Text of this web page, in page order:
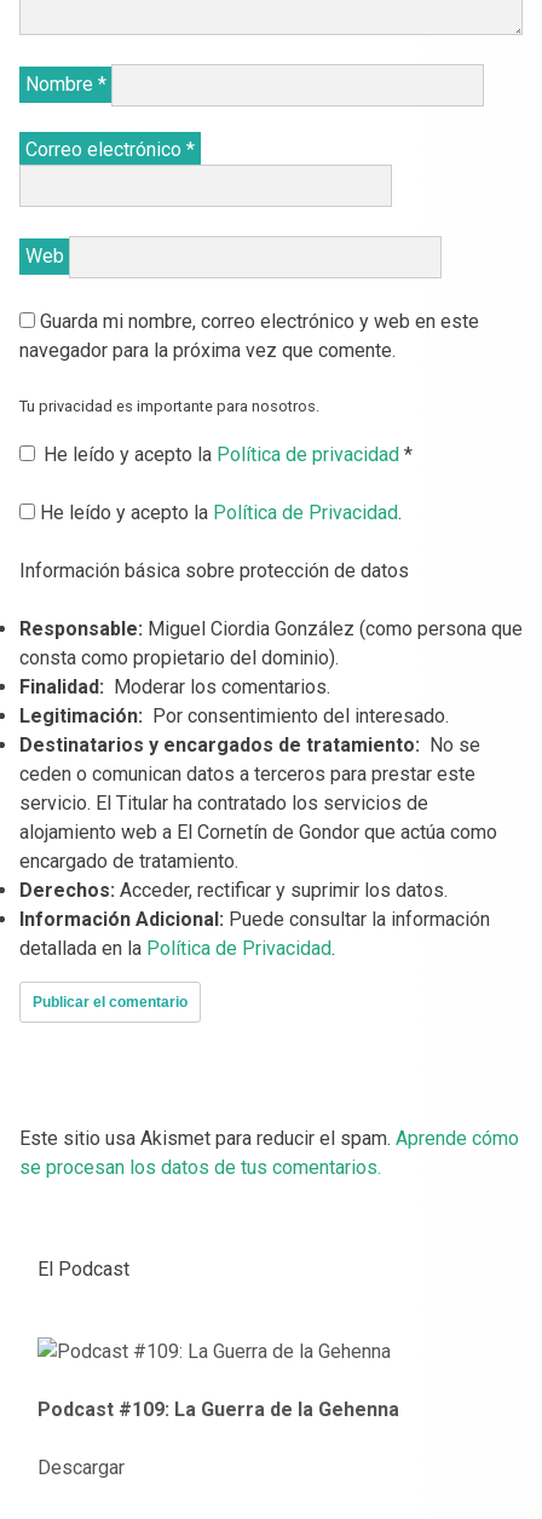
Nombre *
Correo electrónico *
Web
Guarda mi nombre, correo electrónico y web en este
navegador para la próxima vez que comente.
Tu privacidad es importante para nosotros.
He leído y acepto la Política de privacidad *
He leído y acepto la Política de Privacidad.
Información básica sobre protección de datos
Responsable: Miguel Ciordia González (como persona que
consta como propietario del dominio).
Finalidad: Moderar los comentarios.
Legitimación: Por consentimiento del interesado.
Destinatarios y encargados de tratamiento: No se
ceden o comunican datos a terceros para prestar este
servicio. El Titular ha contratado los servicios de
alojamiento web a El Cornetín de Gondor que actúa como
encargado de tratamiento.
Derechos: Acceder, rectificar y suprimir los datos.
Información Adicional: Puede consultar la información
detallada en la Política de Privacidad.
Este sitio usa Akismet para reducir el spam. Aprende cómo
se procesan los datos de tus comentarios.
El Podcast
Podcast #109: La Guerra de la Gehenna
Descargar